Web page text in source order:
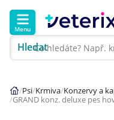
Menu
Hledat
Hlavní kategorie
Psi Krmiva Konzervy a
GRAND konz. deluxe pes